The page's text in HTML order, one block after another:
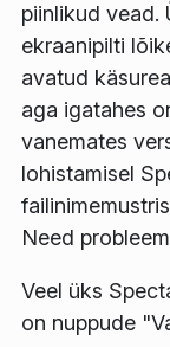
piinlikud vead.
ekraanipilti
avatud
aga igatahes
vanemates
lohistamisel
Need
Veel üks
on nuppude